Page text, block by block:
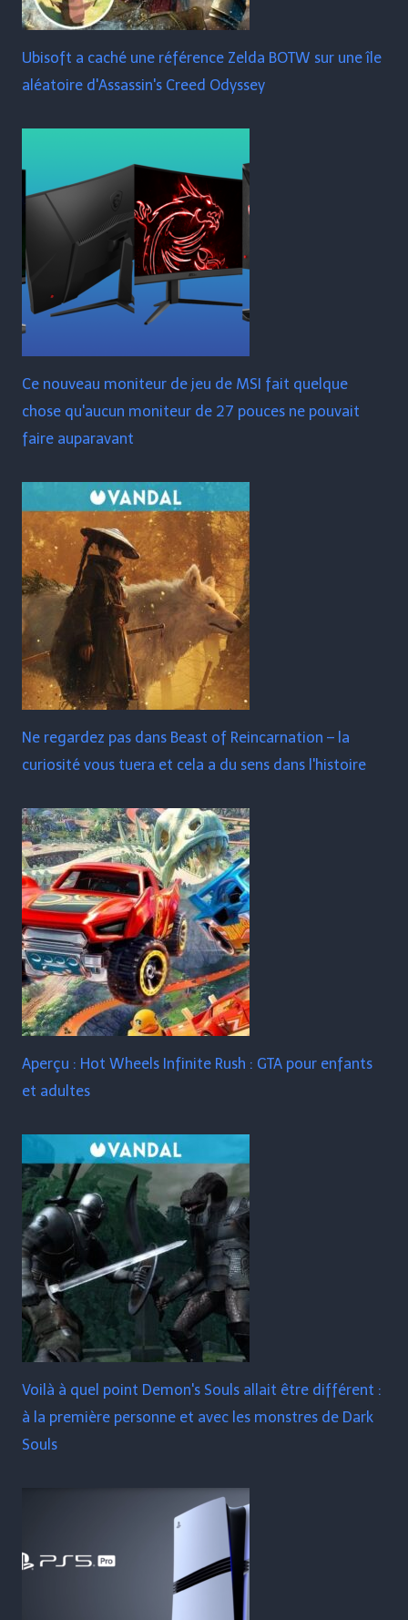
Ubisoft a caché une référence Zelda BOTW sur une île
aléatoire d'Assassin's Creed Odyssey
Ce nouveau moniteur de jeu de MSI fait quelque
chose qu'aucun moniteur de 27 pouces ne pouvait
faire auparavant
Ne regardez pas dans Beast of Reincarnation – la
curiosité vous tuera et cela a du sens dans l'histoire
Aperçu : Hot Wheels Infinite Rush : GTA pour enfants
et adultes
Voilà à quel point Demon's Souls allait être différent :
à la première personne et avec les monstres de Dark
Souls